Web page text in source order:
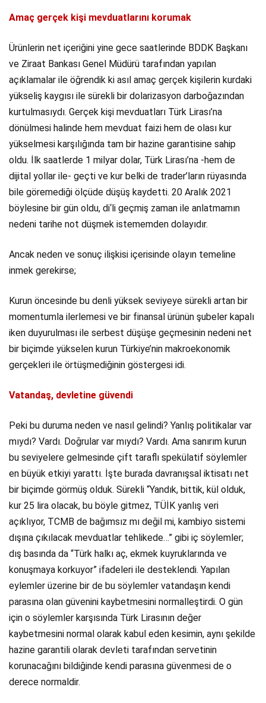
Amaç gerçek kişi mevduatlarını korumak
Ürünlerin net içeriğini yine gece saatlerinde BDDK Başkanı
ve Ziraat Bankası Genel Müdürü tarafından yapılan
açıklamalar ile öğrendik ki asıl amaç gerçek kişilerin kurdaki
yükseliş kaygısı ile sürekli bir dolarizasyon darboğazından
kurtulmasıydı. Gerçek kişi mevduatları Türk Lirası’na
dönülmesi halinde hem mevduat faizi hem de olası kur
yükselmesi karşılığında tam bir hazine garantisine sahip
oldu. İlk saatlerde 1 milyar dolar, Türk Lirası’na -hem de
dijital yollar ile- geçti ve kur belki de trader’ların rüyasında
bile göremediği ölçüde düşüş kaydetti. 20 Aralık 2021
böylesine bir gün oldu, di‘li geçmiş zaman ile anlatmamın
nedeni tarihe not düşmek istememden dolayıdır.
Ancak neden ve sonuç ilişkisi içerisinde olayın temeline
inmek gerekirse;
Kurun öncesinde bu denli yüksek seviyeye sürekli artan bir
momentumla ilerlemesi ve bir finansal ürünün şubeler kapalı
iken duyurulması ile serbest düşüşe geçmesinin nedeni net
bir biçimde yükselen kurun Türkiye’nin makroekonomik
gerçekleri ile örtüşmediğinin göstergesi idi.
Vatandaş, devletine güvendi
Peki bu duruma neden ve nasıl gelindi? Yanlış politikalar var
mıydı? Vardı. Doğrular var mıydı? Vardı. Ama sanırım kurun
bu seviyelere gelmesinde çift taraflı spekülatif söylemler
en büyük etkiyi yarattı. İşte burada davranışsal iktisatı net
bir biçimde görmüş olduk. Sürekli “Yandık, bittik, kül olduk,
kur 25 lira olacak, bu böyle gitmez, TÜİK yanlış veri
açıklıyor, TCMB de bağımsız mı değil mi, kambiyo sistemi
dışına çıkılacak mevduatlar tehlikede…” gibi iç söylemler;
dış basında da “Türk halkı aç, ekmek kuyruklarında ve
konuşmaya korkuyor” ifadeleri ile desteklendi. Yapılan
eylemler üzerine bir de bu söylemler vatandaşın kendi
parasına olan güvenini kaybetmesini normalleştirdi. O gün
için o söylemler karşısında Türk Lirasının değer
kaybetmesini normal olarak kabul eden kesimin, aynı şekilde
hazine garantili olarak devleti tarafından servetinin
korunacağını bildiğinde kendi parasına güvenmesi de o
derece normaldir.